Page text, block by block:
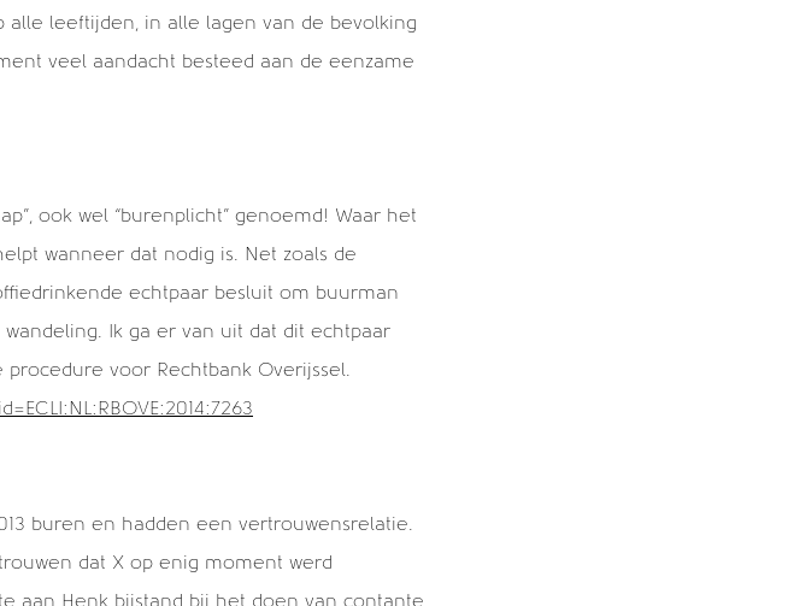
bij Cijns? >
Vermogenszaken
leeftijden, in alle lagen van de bevolking
veel aandacht besteed aan de eenzame
ook wel “burenplicht” genoemd! Waar het
wanneer dat nodig is. Net zoals de
echtpaar besluit om buurman
Ik ga er van uit dat dit echtpaar
voor Rechtbank Overijssel.
buren en hadden een vertrouwensrelatie.
dat X op enig moment werd